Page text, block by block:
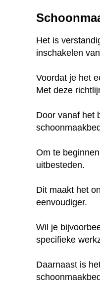
Het is
inschakelen
Voordat je het
Met deze
Door vanaf het
Om te
uitbesteden.
Dit maakt het
eenvoudiger.
Wil je
specifieke
Daarnaast is